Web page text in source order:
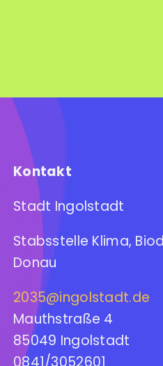
Kontakt
Stadt Ingolstadt
Stabsstelle Klima,
Donau
2035@ingolstadt.de
Mauthstraße 4
85049 Ingolstadt
0841/3052601